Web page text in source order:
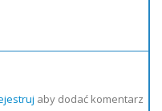
aby dodać komentarz